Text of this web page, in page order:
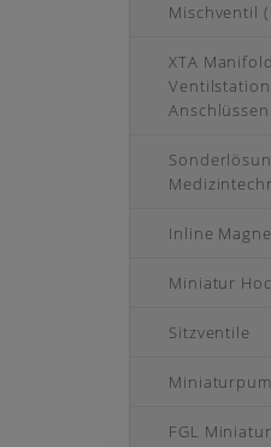
Mischventil
XTA
Anschlüssen
Inline
Miniatur
Sitzventile
FGL